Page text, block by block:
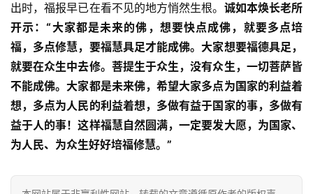
资
讯
八
点
僧
音
出时，福报早已在看不见的地方悄然生根。 诚如本焕长老所
开示：“大家都是未来的佛，想要快点成佛，就要多点培
福，多点修慧，要福慧具足才能成佛。大家想要福德具足，
就要在众生中去修。菩提生于众生，没有众生，一切菩萨皆
不能成佛。大家都是未来佛，希望大家多点为国家的利益着
想，多点为人民的利益着想，多做有益于国家的事，多做有
益于人的事！这样福慧自然圆满，一定要发大愿，为国家、
为人民、为众生好好培福修慧。”